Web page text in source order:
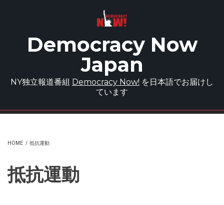
Democracy Now
Japan
NY独立報道番組 Democracy Now! を日本語でお届けし
ています
HOME / 抵抗運動
抵抗運動